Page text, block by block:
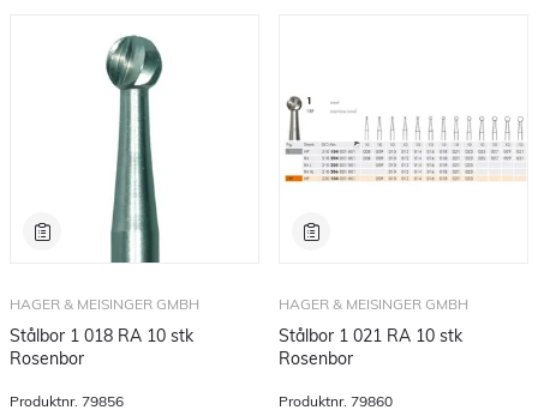
HAGER & MEISINGER GMBH
Stålbor 1 018 RA 10 stk
Rosenbor
Produktnr. 79856
HAGER & MEISINGER GMBH
Stålbor 1 021 RA 10 stk
Rosenbor
Produktnr. 79860